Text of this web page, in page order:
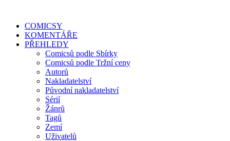
COMICSY
KOMENTÁŘE
PŘEHLEDY
Comicsů podle Sbírky
Comicsů podle Tržní ceny
Autorů
Nakladatelství
Původní nakladatelství
Sérií
Žánrů
Tagů
Zemí
Uživatelů